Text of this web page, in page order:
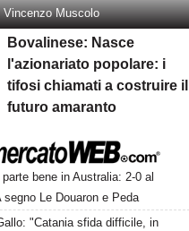
Vincenzo Muscolo
Bovalinese: Nasce
l'azionariato popolare: i
tifosi chiamati a costruire il
futuro amaranto
parte bene in Australia: 2-0 al
segno Le Douaron e Peda
"Catania sfida difficile, in